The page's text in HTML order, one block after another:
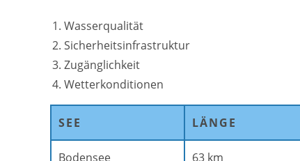
Wasserqualität
Sicherheitsinfrastruktur
Zugänglichkeit
Wetterkonditionen
SEE LÄNGE
Bodensee 63 km